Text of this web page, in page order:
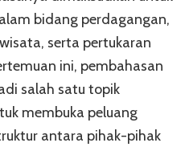
bidang perdagangan,
serta pertukaran
ini, pembahasan
salah satu topik
membuka peluang
antara pihak-pihak